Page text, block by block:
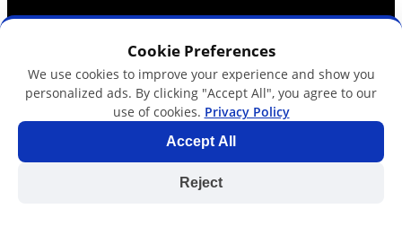
Copyright © 2024 Tlyard de. All rights reserved.
Cookie Preferences
We use cookies to improve your experience and show you
personalized ads. By clicking "Accept All", you agree to our
use of cookies. Privacy Policy
Reject
Accept All